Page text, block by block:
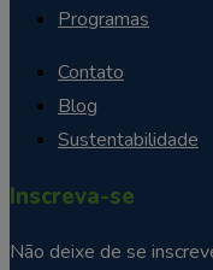
Programas
Contato
Blog
Sustentabilidade
Inscreva-se
Não deixe de se